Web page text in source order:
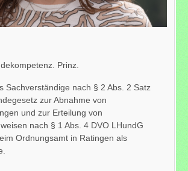
Prinz.
Sachverständige nach § 2 Abs. 2 Satz
zur Abnahme von
und zur Erteilung von
nach § 1 Abs. 4 DVO LHundG
Ordnungsamt in Ratingen als